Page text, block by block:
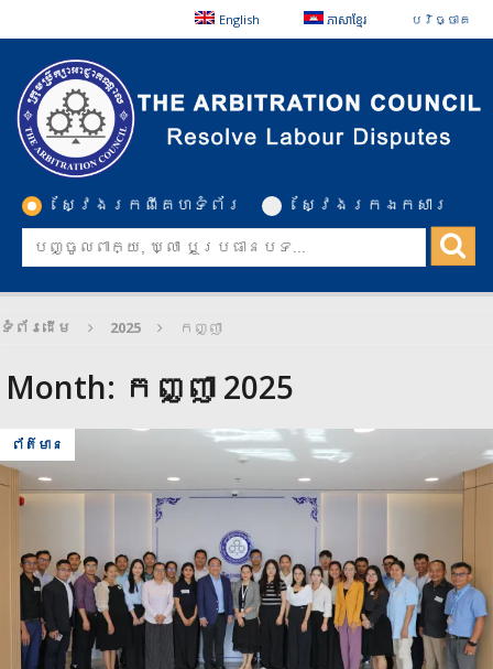
English ភាសាខ្មែរ បរិច្ចាគ
ស្វែងរកពីគេហទំព័រ ស្វែងរកឯកសារ
ទំព័រដើម 2025 កញ្ញា
Month: កញ្ញា 2025
ព័ត៌មាន